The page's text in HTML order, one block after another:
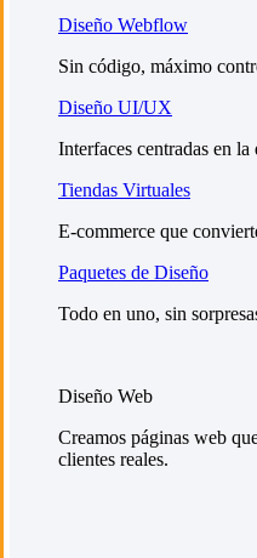
Diseño Webflow
Sin código, máximo
Diseño UI/UX
Interfaces centradas en la
Tiendas Virtuales
E-commerce que
Paquetes de Diseño
Todo en uno, sin
Diseño Web
Creamos páginas web
clientes reales.